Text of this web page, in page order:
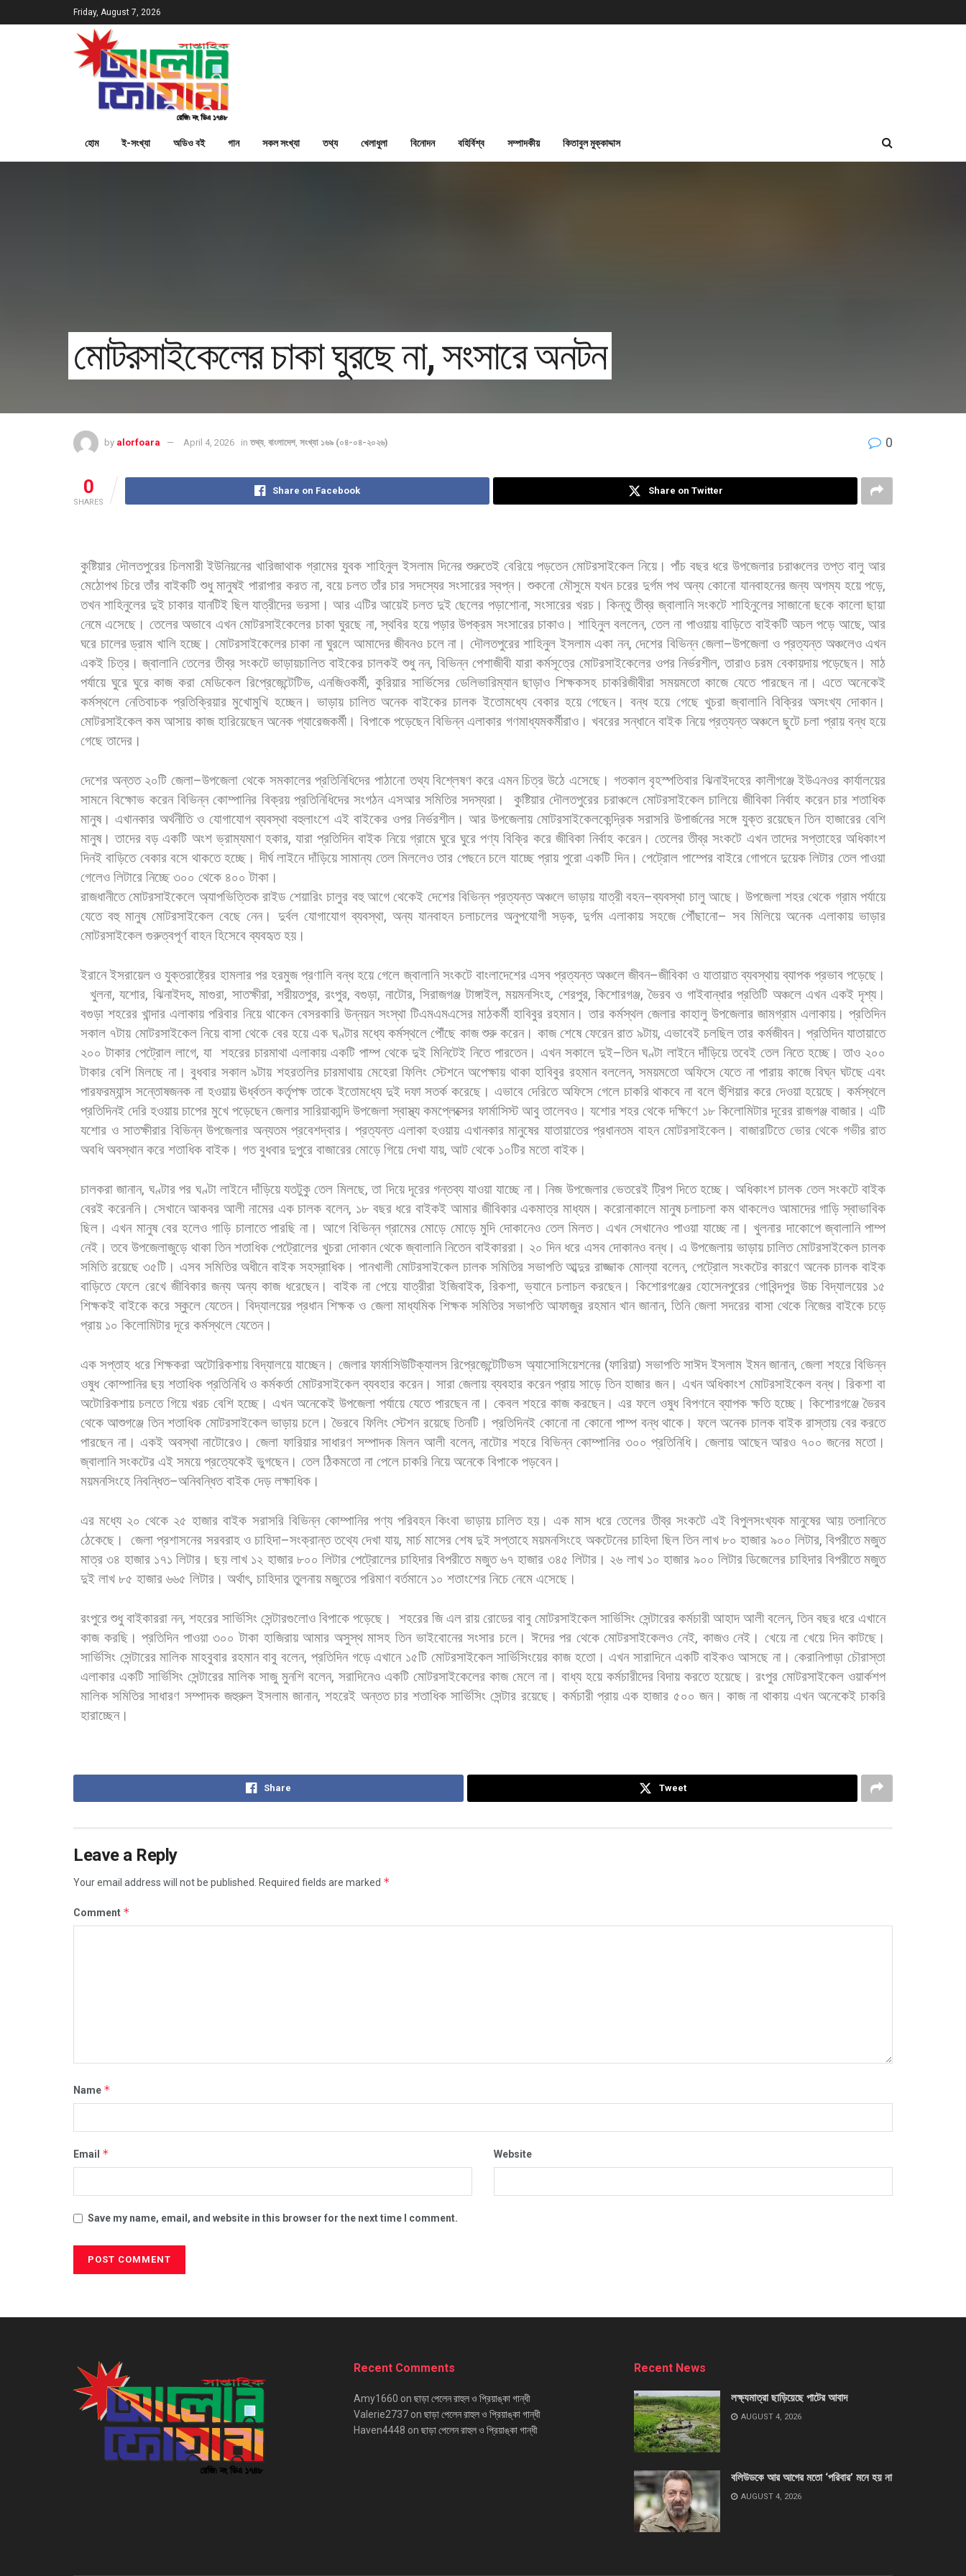
Friday, August 7, 2026
হোম ই-সংখ্যা অডিও বই গান সকল সংখ্যা তথ্য খেলাধুলা বিনোদন বহির্বিশ্ব সম্পাদকীয় কিতাবুল মুক্কাদ্দাস
মোটরসাইকেলের চাকা ঘুরছে না, সংসারে অনটন
by alorfoara April 4, 2026 in তথ্য, বাংলাদেশ, সংখ্যা ১৬৯ (০৪-০৪-২০২৬) 0
0
SHARES
Share on Facebook Share on Twitter
কুষ্টিয়ার দৌলতপুরের চিলমারী ইউনিয়নের খারিজাথাক গ্রামের যুবক শাহিনুল ইসলাম দিনের শুরুতেই বেরিয়ে পড়তেন মোটরসাইকেল নিয়ে। পাঁচ বছর ধরে উপজেলার চরাঞ্চলের তপ্ত বালু আর
মেঠোপথ চিরে তাঁর বাইকটি শুধু মানুষই পারাপার করত না,বয়ে চলত তাঁর চার সদস্যের সংসারের স্বপ্ন। শুকনো মৌসুমে যখন চরের দুর্গম পথ অন্য কোনো যানবাহনের জন্য অগম্য হয়ে পড়ে,
তখন শাহিনুলের দুই চাকার যানটিই ছিল যাত্রীদের ভরসা। আর এটির আয়েই চলত দুই ছেলের পড়াশোনা,সংসারের খরচ। কিন্তু তীব্র জ্বালানি সংকটে শাহিনুলের সাজানো ছকে কালো ছায়া
নেমে এসেছে। তেলের অভাবে এখন মোটরসাইকেলের চাকা ঘুরছে না,স্থবির হয়ে পড়ার উপক্রম সংসারের চাকাও। শাহিনুল বললেন, তেল না পাওয়ায় বাড়িতে বাইকটি অচল পড়ে আছে,আর
ঘরে চালের ড্রাম খালি হচ্ছে। মোটরসাইকেলের চাকা না ঘুরলে আমাদের জীবনও চলে না। দৌলতপুরের শাহিনুল ইসলাম একা নন, দেশের বিভিন্ন জেলা–উপজেলা ও প্রত্যন্ত অঞ্চলেও এখন
একই চিত্র। জ্বালানি তেলের তীব্র সংকটে ভাড়ায়চালিত বাইকের চালকই শুধু নন,বিভিন্ন পেশাজীবী যারা কর্মসূত্রে মোটরসাইকেলের ওপর নির্ভরশীল,তারাও চরম বেকায়দায় পড়েছেন। মাঠ
পর্যায়ে ঘুরে ঘুরে কাজ করা মেডিকেল রিপ্রেজেন্টেটিভ,এনজিওকর্মী, কুরিয়ার সার্ভিসের ডেলিভারিম্যান ছাড়াও শিক্ষকসহ চাকরিজীবীরা সময়মতো কাজে যেতে পারছেন না। এতে অনেকেই
কর্মস্থলে নেতিবাচক প্রতিক্রিয়ার মুখোমুখি হচ্ছেন। ভাড়ায় চালিত অনেক বাইকের চালক ইতোমধ্যে বেকার হয়ে গেছেন। বন্ধ হয়ে গেছে খুচরা জ্বালানি বিক্রির অসংখ্য দোকান।
মোটরসাইকেল কম আসায় কাজ হারিয়েছেন অনেক গ্যারেজকর্মী। বিপাকে পড়েছেন বিভিন্ন এলাকার গণমাধ্যমকর্মীরাও। খবরের সন্ধানে বাইক নিয়ে প্রত্যন্ত অঞ্চলে ছুটে চলা প্রায় বন্ধ হয়ে
গেছে তাদের।
দেশের অন্তত ২০টি জেলা–উপজেলা থেকে সমকালের প্রতিনিধিদের পাঠানো তথ্য বিশ্লেষণ করে এমন চিত্র উঠে এসেছে। গতকাল বৃহস্পতিবার ঝিনাইদহের কালীগঞ্জে ইউএনওর কার্যালয়ের
সামনে বিক্ষোভ করেন বিভিন্ন কোম্পানির বিক্রয় প্রতিনিধিদের সংগঠন এসআর সমিতির সদস্যরা। কুষ্টিয়ার দৌলতপুরের চরাঞ্চলে মোটরসাইকেল চালিয়ে জীবিকা নির্বাহ করেন চার শতাধিক
মানুষ। এখানকার অর্থনীতি ও যোগাযোগ ব্যবস্থা বহুলাংশে এই বাইকের ওপর নির্ভরশীল। আর উপজেলায় মোটরসাইকেলকেন্দ্রিক সরাসরি উপার্জনের সঙ্গে যুক্ত রয়েছেন তিন হাজারের বেশি
মানুষ। তাদের বড় একটি অংশ ভ্রাম্যমাণ হকার,যারা প্রতিদিন বাইক নিয়ে গ্রামে ঘুরে ঘুরে পণ্য বিক্রি করে জীবিকা নির্বাহ করেন। তেলের তীব্র সংকটে এখন তাদের সপ্তাহের অধিকাংশ
দিনই বাড়িতে বেকার বসে থাকতে হচ্ছে। দীর্ঘ লাইনে দাঁড়িয়ে সামান্য তেল মিললেও তার পেছনে চলে যাচ্ছে প্রায় পুরো একটি দিন। পেট্রোল পাম্পের বাইরে গোপনে দুয়েক লিটার তেল পাওয়া
গেলেও লিটারে নিচ্ছে ৩০০ থেকে ৪০০ টাকা।
রাজধানীতে মোটরসাইকেলে অ্যাপভিত্তিক রাইড শেয়ারিং চালুর বহু আগে থেকেই দেশের বিভিন্ন প্রত্যন্ত অঞ্চলে ভাড়ায় যাত্রী বহন–ব্যবস্থা চালু আছে। উপজেলা শহর থেকে গ্রাম পর্যায়ে
যেতে বহু মানুষ মোটরসাইকেল বেছে নেন। দুর্বল যোগাযোগ ব্যবস্থা, অন্য যানবাহন চলাচলের অনুপযোগী সড়ক,দুর্গম এলাকায় সহজে পৌঁছানো– সব মিলিয়ে অনেক এলাকায় ভাড়ার
মোটরসাইকেল গুরুত্বপূর্ণ বাহন হিসেবে ব্যবহৃত হয়।
ইরানে ইসরায়েল ও যুক্তরাষ্ট্রের হামলার পর হরমুজ প্রণালি বন্ধ হয়ে গেলে জ্বালানি সংকটে বাংলাদেশের এসব প্রত্যন্ত অঞ্চলে জীবন–জীবিকা ও যাতায়াত ব্যবস্থায় ব্যাপক প্রভাব পড়েছে।
খুলনা,যশোর, ঝিনাইদহ,মাগুরা, সাতক্ষীরা,শরীয়তপুর, রংপুর,বগুড়া, নাটোর,সিরাজগঞ্জ টাঙ্গাইল,ময়মনসিংহ, শেরপুর,কিশোরগঞ্জ,ভৈরব ও গাইবান্ধার প্রতিটি অঞ্চলে এখন একই দৃশ্য।
বগুড়া শহরের খান্দার এলাকায় পরিবার নিয়ে থাকেন বেসরকারি উন্নয়ন সংস্থা টিএমএমএসের মাঠকর্মী হাবিবুর রহমান। তার কর্মস্থল জেলার কাহালু উপজেলার জামগ্রাম এলাকায়। প্রতিদিন
সকাল ৭টায় মোটরসাইকেল নিয়ে বাসা থেকে বের হয়ে এক ঘণ্টার মধ্যে কর্মস্থলে পৌঁছে কাজ শুরু করেন। কাজ শেষে ফেরেন রাত ৯টায়, এভাবেই চলছিল তার কর্মজীবন। প্রতিদিন যাতায়াতে
২০০ টাকার পেট্রোল লাগে, যা শহরের চারমাথা এলাকায় একটি পাম্প থেকে দুই মিনিটেই নিতে পারতেন। এখন সকালে দুই–তিন ঘণ্টা লাইনে দাঁড়িয়ে তবেই তেল নিতে হচ্ছে। তাও ২০০
টাকার বেশি মিলছে না। বুধবার সকাল ৯টায় শহরতলির চারমাথায় মেহেরা ফিলিং স্টেশনে অপেক্ষায় থাকা হাবিবুর রহমান বললেন,সময়মতো অফিসে যেতে না পারায় কাজে বিঘ্ন ঘটছে এবং
পারফরম্যান্স সন্তোষজনক না হওয়ায় ঊর্ধ্বতন কর্তৃপক্ষ তাকে ইতোমধ্যে দুই দফা সতর্ক করেছে। এভাবে দেরিতে অফিসে গেলে চাকরি থাকবে না বলে হুঁশিয়ার করে দেওয়া হয়েছে। কর্মস্থলে
প্রতিদিনই দেরি হওয়ায় চাপের মুখে পড়েছেন জেলার সারিয়াকান্দি উপজেলা স্বাস্থ্য কমপ্লেক্সের ফার্মাসিস্ট আবু তালেবও। যশোর শহর থেকে দক্ষিণে ১৮ কিলোমিটার দূরের রাজগঞ্জ বাজার। এটি
যশোর ও সাতক্ষীরার বিভিন্ন উপজেলার অন্যতম প্রবেশদ্বার। প্রত্যন্ত এলাকা হওয়ায় এখানকার মানুষের যাতায়াতের প্রধানতম বাহন মোটরসাইকেল। বাজারটিতে ভোর থেকে গভীর রাত
অবধি অবস্থান করে শতাধিক বাইক। গত বুধবার দুপুরে বাজারের মোড়ে গিয়ে দেখা যায়, আট থেকে ১০টির মতো বাইক।
চালকরা জানান, ঘণ্টার পর ঘণ্টা লাইনে দাঁড়িয়ে যতটুকু তেল মিলছে,তা দিয়ে দূরের গন্তব্য যাওয়া যাচ্ছে না। নিজ উপজেলার ভেতরেই ট্রিপ দিতে হচ্ছে। অধিকাংশ চালক তেল সংকটে বাইক
বেরই করেননি। সেখানে আকবর আলী নামের এক চালক বলেন, ১৮ বছর ধরে বাইকই আমার জীবিকার একমাত্র মাধ্যম। করোনাকালে মানুষ চলাচলা কম থাকলেও আমাদের গাড়ি স্বাভাবিক
ছিল। এখন মানুষ বের হলেও গাড়ি চালাতে পারছি না। আগে বিভিন্ন গ্রামের মোড়ে মোড়ে মুদি দোকানেও তেল মিলত। এখন সেখানেও পাওয়া যাচ্ছে না। খুলনার দাকোপে জ্বালানি পাম্প
নেই। তবে উপজেলাজুড়ে থাকা তিন শতাধিক পেট্রোলের খুচরা দোকান থেকে জ্বালানি নিতেন বাইকাররা। ২০ দিন ধরে এসব দোকানও বন্ধ। এ উপজেলায় ভাড়ায় চালিত মোটরসাইকেল চালক
সমিতি রয়েছে ৩৫টি। এসব সমিতির অধীনে বাইক সহস্রাধিক। পানখালী মোটরসাইকেল চালক সমিতির সভাপতি আব্দুর রাজ্জাক মোল্যা বলেন, পেট্রোল সংকটের কারণে অনেক চালক বাইক
বাড়িতে ফেলে রেখে জীবিকার জন্য অন্য কাজ ধরেছেন। বাইক না পেয়ে যাত্রীরা ইজিবাইক,রিকশা,ভ্যানে চলাচল করছেন। কিশোরগঞ্জের হোসেনপুরের গোবিন্দপুর উচ্চ বিদ্যালয়ের ১৫
শিক্ষকই বাইকে করে স্কুলে যেতেন। বিদ্যালয়ের প্রধান শিক্ষক ও জেলা মাধ্যমিক শিক্ষক সমিতির সভাপতি আফাজুর রহমান খান জানান,তিনি জেলা সদরের বাসা থেকে নিজের বাইকে চড়ে
প্রায় ১০ কিলোমিটার দূরে কর্মস্থলে যেতেন।
এক সপ্তাহ ধরে শিক্ষকরা অটোরিকশায় বিদ্যালয়ে যাচ্ছেন। জেলার ফার্মাসিউটিক্যালস রিপ্রেজেন্টেটিভস অ্যাসোসিয়েশনের(ফারিয়া) সভাপতি সাঈদ ইসলাম ইমন জানান,জেলা শহরে বিভিন্ন
ওষুধ কোম্পানির ছয় শতাধিক প্রতিনিধি ও কর্মকর্তা মোটরসাইকেল ব্যবহার করেন। সারা জেলায় ব্যবহার করেন প্রায় সাড়ে তিন হাজার জন। এখন অধিকাংশ মোটরসাইকেল বন্ধ। রিকশা বা
অটোরিকশায় চলতে গিয়ে খরচ বেশি হচ্ছে। এখন অনেকেই উপজেলা পর্যায়ে যেতে পারছেন না। কেবল শহরে কাজ করছেন। এর ফলে ওষুধ বিপণনে ব্যাপক ক্ষতি হচ্ছে। কিশোরগঞ্জে ভৈরব
থেকে আশুগঞ্জে তিন শতাধিক মোটরসাইকেল ভাড়ায় চলে। ভৈরবে ফিলিং স্টেশন রয়েছে তিনটি। প্রতিদিনই কোনো না কোনো পাম্প বন্ধ থাকে। ফলে অনেক চালক বাইক রাস্তায় বের করতে
পারছেন না। একই অবস্থা নাটোরেও। জেলা ফারিয়ার সাধারণ সম্পাদক মিলন আলী বলেন,নাটোর শহরে বিভিন্ন কোম্পানির ৩০০ প্রতিনিধি। জেলায় আছেন আরও ৭০০ জনের মতো।
জ্বালানি সংকটের এই সময়ে প্রত্যেকেই ভুগছেন। তেল ঠিকমতো না পেলে চাকরি নিয়ে অনেকে বিপাকে পড়বেন।
ময়মনসিংহে নিবন্ধিত–অনিবন্ধিত বাইক দেড় লক্ষাধিক।
এর মধ্যে ২০ থেকে ২৫ হাজার বাইক সরাসরি বিভিন্ন কোম্পানির পণ্য পরিবহন কিংবা ভাড়ায় চালিত হয়। এক মাস ধরে তেলের তীব্র সংকটে এই বিপুলসংখ্যক মানুষের আয় তলানিতে
ঠেকেছে।
জেলা প্রশাসনের সরবরাহ ও চাহিদা–সংক্রান্ত তথ্যে দেখা যায়, মার্চ মাসের শেষ দুই সপ্তাহে ময়মনসিংহে অকটেনের চাহিদা ছিল তিন লাখ ৮০ হাজার ৯০০ লিটার, বিপরীতে মজুত
মাত্র ৩৪ হাজার ১৭১ লিটার। ছয় লাখ ১২ হাজার ৮০০ লিটার পেট্রোলের চাহিদার বিপরীতে মজুত ৬৭ হাজার ৩৪৫ লিটার। ২৬ লাখ ১০ হাজার ৯০০ লিটার ডিজেলের চাহিদার বিপরীতে মজুত
দুই লাখ ৮৫ হাজার ৬৬৫ লিটার। অর্থাৎ, চাহিদার তুলনায় মজুতের পরিমাণ বর্তমানে ১০ শতাংশের নিচে নেমে এসেছে।
রংপুরে শুধু বাইকাররা নন, শহরের সার্ভিসিং সেন্টারগুলোও বিপাকে পড়েছে। শহরের জি এল রায় রোডের বাবু মোটরসাইকেল সার্ভিসিং সেন্টারের কর্মচারী আহাদ আলী বলেন, তিন বছর ধরে এখানে
কাজ করছি। প্রতিদিন পাওয়া ৩০০ টাকা হাজিরায় আমার অসুস্থ মাসহ তিন ভাইবোনের সংসার চলে। ঈদের পর থেকে মোটরসাইকেলও নেই, কাজও নেই। খেয়ে না খেয়ে দিন কাটছে।
সার্ভিসিং সেন্টারের মালিক মাহবুবার রহমান বাবু বলেন, প্রতিদিন গড়ে এখানে ১৫টি মোটরসাইকেল সার্ভিসিংয়ের কাজ হতো। এখন সারাদিনে একটি বাইকও আসছে না। কেরানিপাড়া চৌরাস্তা
এলাকার একটি সার্ভিসিং সেন্টারের মালিক সাজু মুনশি বলেন, সরাদিনেও একটি মোটরসাইকেলের কাজ মেলে না। বাধ্য হয়ে কর্মচারীদের বিদায় করতে হয়েছে। রংপুর মোটরসাইকেল ওয়ার্কশপ
মালিক সমিতির সাধারণ সম্পাদক জহুরুল ইসলাম জানান,শহরেই অন্তত চার শতাধিক সার্ভিসিং সেন্টার রয়েছে। কর্মচারী প্রায় এক হাজার ৫০০ জন। কাজ না থাকায় এখন অনেকেই চাকরি
হারাচ্ছেন।
Share Tweet
Leave a Reply
Your email address will not be published. Required fields are marked *
Comment *
Name *
Email * Website
Save my name, email, and website in this browser for the next time I comment.
Recent Comments
Amy1660 on ছাড়া পেলেন রাহুল ও প্রিয়াঙ্কা গান্ধী
Valerie2737 on ছাড়া পেলেন রাহুল ও প্রিয়াঙ্কা গান্ধী
Haven4448 on ছাড়া পেলেন রাহুল ও প্রিয়াঙ্কা গান্ধী
Recent News
লক্ষ্যমাত্রা ছাড়িয়েছে পাটের আবাদ
AUGUST 4, 2026
বলিউডকে আর আগের মতো ‘পরিবার’ মনে হয় না
AUGUST 4, 2026